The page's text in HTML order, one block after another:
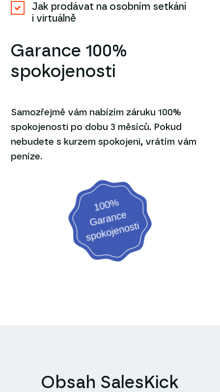
Jak prodávat na osobním setkání
i virtuálně
Garance 100%
spokojenosti
Samozřejmě vám nabízím záruku 100%
spokojenosti po dobu 3 měsíců. Pokud
nebudete s kurzem spokojeni, vrátím vám
peníze.
Obsah SalesKick